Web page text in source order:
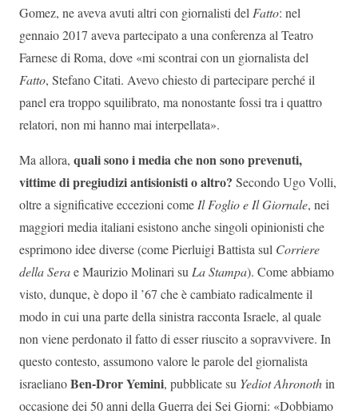
Gomez, ne aveva avuti altri con giornalisti delFatto: nel
gennaio 2017 aveva partecipato a una conferenza al Teatro
Farnese di Roma, dove «mi scontrai con un giornalista del
Fatto, Stefano Citati. Avevo chiesto di partecipare perché il
panel era troppo squilibrato, ma nonostante fossi tra i quattro
relatori, non mi hanno mai interpellata».
Ma allora, quali sono i media che non sono prevenuti,
vittime di pregiudizi antisionisti o altro? Secondo Ugo Volli,
oltre a significative eccezioni comeIl Foglio e Il Giornale, nei
maggiori media italiani esistono anche singoli opinionisti che
esprimono idee diverse (come Pierluigi Battista sul Corriere
della Serae Maurizio Molinari suLa Stampa). Come abbiamo
visto, dunque, è dopo il ’67 che è cambiato radicalmente il
modo in cui una parte della sinistra racconta Israele, al quale
non viene perdonato il fatto di esser riuscito a sopravvivere. In
questo contesto, assumono valore le parole del giornalista
israelianoBen-Dror Yemini, pubblicate su Yediot Ahronothin
occasione dei 50 anni della Guerra dei Sei Giorni: «Dobbiamo